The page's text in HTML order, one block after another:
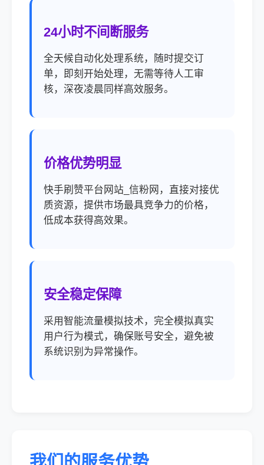
24小时不间断服务
全天候自动化处理系统，随时提交订
单，即刻开始处理，无需等待人工审
核，深夜凌晨同样高效服务。
价格优势明显
快手刷赞平台网站_信粉网，直接对接优
质资源，提供市场最具竞争力的价格，
低成本获得高效果。
安全稳定保障
采用智能流量模拟技术，完全模拟真实
用户行为模式，确保账号安全，避免被
系统识别为异常操作。